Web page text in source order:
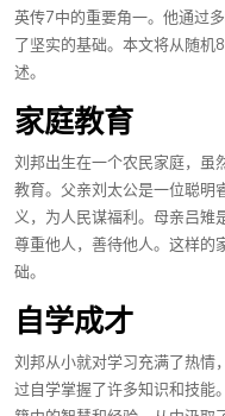
英传7中的重要角一。他通过
了坚实的基础。本文将从随
述。
家庭教育
刘邦出生在一个农民家庭，虽
教育。父亲刘太公是一位聪明
义，为人民谋福利。母亲吕雉
尊重他人，善待他人。这样的
础。
自学成才
刘邦从小就对学习充满了热情
过自学掌握了许多知识和技能